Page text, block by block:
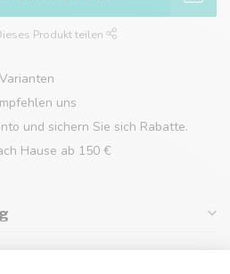
Produkt teilen
uns
und sichern Sie sich Rabatte.
Hause ab 150 €